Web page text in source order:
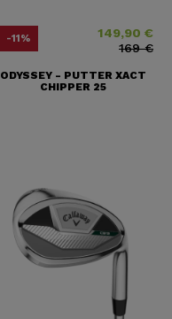
-11% Precio149,90 €
Precio base
169 €
ODYSSEY - PUTTER XACT
CHIPPER 25